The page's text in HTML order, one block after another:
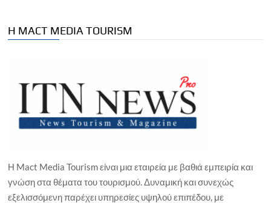
Η MACT MEDIA TOURISM
Η Mact Media Tourism είναι μια εταιρεία με βαθιά εμπειρία και
γνώση στα θέματα του τουρισμού. Δυναμική και συνεχώς
εξελισσόμενη παρέχει υπηρεσίες υψηλού επιπέδου, με